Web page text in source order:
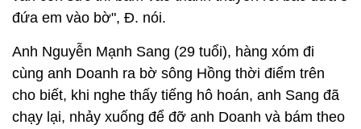
đứa em vào bờ", Đ. nói.
Anh Nguyễn Mạnh Sang (29 tuổi), hàng xóm đi
cùng anh Doanh ra bờ sông Hồng thời điểm trên
cho biết, khi nghe thấy tiếng hô hoán, anh Sang đã
chạy lại, nhảy xuống để đỡ anh Doanh và bám theo